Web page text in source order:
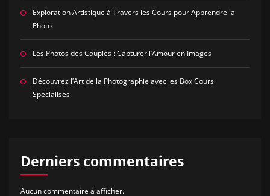
Exploration Artistique à Travers les Cours pour Apprendre la
Photo
Les Photos des Couples : Capturer l’Amour en Images
Découvrez l’Art de la Photographie avec les Box Cours
Spécialisés
Derniers commentaires
Aucun commentaire à afficher.